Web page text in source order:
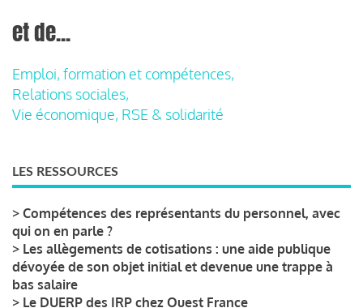
et de...
Emploi, formation et compétences,
Relations sociales,
Vie économique, RSE & solidarité
LES RESSOURCES
> Compétences des représentants du personnel, avec
qui on en parle ?
> Les allègements de cotisations : une aide publique
dévoyée de son objet initial et devenue une trappe à
bas salaire
> Le DUERP des IRP chez Ouest France